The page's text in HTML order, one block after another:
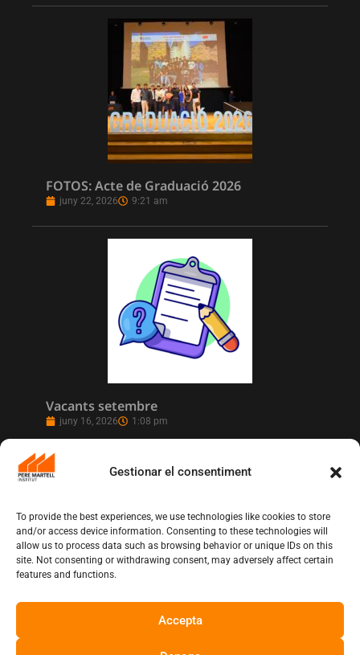
Gestionar el consentiment
To provide the best experiences, we use technologies like cookies to store
and/or access device information. Consenting to these technologies will
allow us to process data such as browsing behavior or unique IDs on this
site. Not consenting or withdrawing consent, may adversely affect certain
features and functions.
Accepta
FOTOS: Acte de Graduació 2026
juny 22, 2026 9:21 am
Vacants setembre
juny 16, 2026 1:08 pm
L’Institut Pere Martell executa un projecte